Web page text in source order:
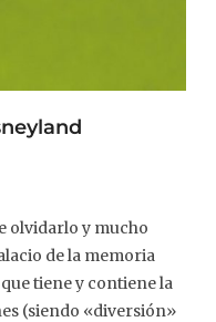
olvidarlo y mucho
de la memoria
tiene y contiene la
(siendo «diversión»